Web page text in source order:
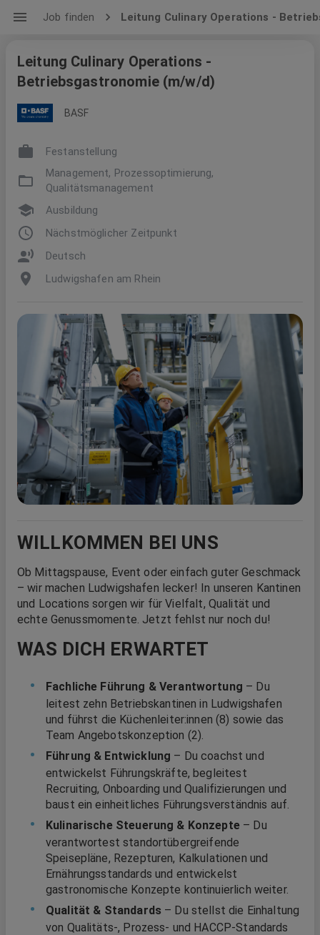
Job finden Leitung Culinary Operations -
Leitung Culinary Operations -
Betriebsgastronomie (m/w/d)
BASF
Festanstellung
Management, Prozessoptimierung,
Qualitätsmanagement
Ausbildung
Nächstmöglicher Zeitpunkt
Deutsch
Ludwigshafen am Rhein
WILLKOMMEN BEI UNS
Ob Mittagspause, Event oder einfach guter Geschmack
– wir machen Ludwigshafen lecker! In unseren Kantinen
und Locations sorgen wir für Vielfalt, Qualität und
echte Genussmomente. Jetzt fehlst nur noch du!
WAS DICH ERWARTET
Fachliche Führung & Verantwortung – Du
leitest zehn Betriebskantinen in Ludwigshafen
und führst die Küchenleiter:innen (8) sowie das
Team Angebotskonzeption (2).
Führung & Entwicklung – Du coachst und
entwickelst Führungskräfte, begleitest
Recruiting, Onboarding und Qualifizierungen und
baust ein einheitliches Führungsverständnis auf.
Kulinarische Steuerung & Konzepte– Du
verantwortest standortübergreifende
Speisepläne, Rezepturen, Kalkulationen und
Ernährungsstandards und entwickelst
gastronomische Konzepte kontinuierlich weiter.
Qualität & Standards – Du stellst die Einhaltung
von Qualitäts-, Prozess- und HACCP-Standards